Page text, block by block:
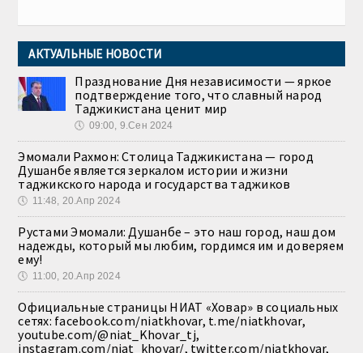
АКТУАЛЬНЫЕ НОВОСТИ
Празднование Дня независимости — яркое
подтверждение того, что славный народ
Таджикистана ценит мир
🕔 09:00, 9.Сен 2024
Эмомали Рахмон: Столица Таджикистана — город
Душанбе является зеркалом истории и жизни
таджикского народа и государства таджиков
🕔 11:48, 20.Апр 2024
Рустами Эмомали: Душанбе – это наш город, наш дом
надежды, который мы любим, гордимся им и доверяем
ему!
🕔 11:00, 20.Апр 2024
Официальные страницы НИАТ «Ховар» в социальных
сетях: facebook.com/niatkhovar, t.me/niatkhovar,
youtube.com/@niat_Khovar_tj,
instagram.com/niat_khovar/, twitter.com/niatkhovar,